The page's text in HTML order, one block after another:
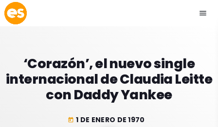
menu
play_arrow EMISIÓN LA PAZ
EMISIÓN COCHABAMBA
‘Corazón’, el nuevo single
internacional de Claudia Leitte
con Daddy Yankee
today 1 DE ENERO DE 1970